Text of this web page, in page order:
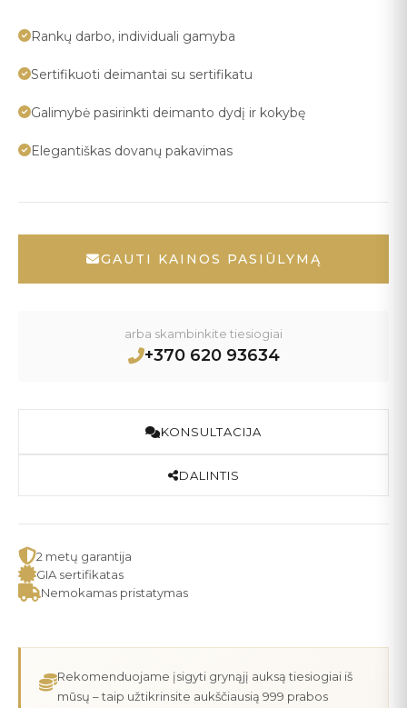
Rankų darbo, individuali gamyba
Sertifikuoti deimantai su sertifikatu
Galimybė pasirinkti deimanto dydį ir kokybę
Elegantiškas dovanų pakavimas
GAUTI KAINOS PASIŪLYMĄ
arba skambinkite tiesiogiai
+370 620 93634
KONSULTACIJA
DALINTIS
2 metų garantija
GIA sertifikatas
Nemokamas pristatymas
Rekomenduojame įsigyti grynąjį auksą tiesiogiai iš
mūsų – taip užtikrinsite aukščiausią 999 prabos